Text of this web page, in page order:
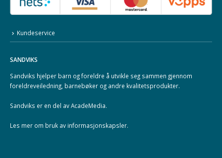
Kundeservice
SANDVIKS
Sandviks hjelper barn og foreldre å utvikle seg sammen gjennom
foreldreveiledning, barnebøker og andre kvalitetsprodukter.
Sandviks er en del avAcadeMedia.
Les mer om bruk av informasjonskapsler.